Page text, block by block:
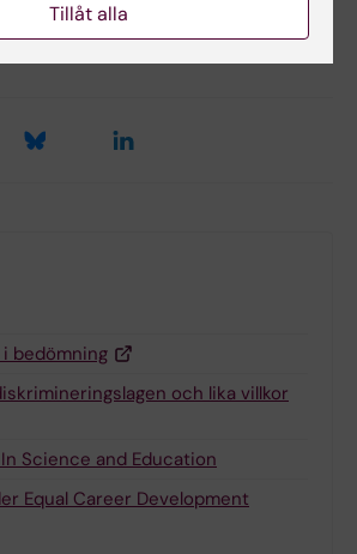
bedömning
och lika villkor
Science and Education
Equal Career Development
Tillåt alla